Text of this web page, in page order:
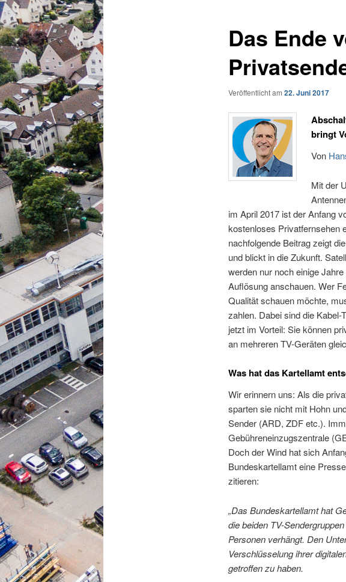
Das Ende
Veröffentlicht am 22. Juni 2017
bringt
Von
Mit der
im April 2017 ist der Anfang
kostenloses Privatfernsehen
nachfolgende Beitrag zeigt
und blickt in die Zukunft.
werden nur noch einige
Auflösung anschauen. Wer
Qualität schauen möchte,
zahlen. Dabei sind die Kabel-
jetzt im Vorteil: Sie können
an mehreren TV-Geräten
Was hat das Kartellamt
Wir erinnern uns: Als die
sparten sie nicht mit Hohn
Sender (ARD, ZDF etc.).
Gebühreneinzugszentrale
Doch der Wind hat sich
Bundeskartellamt eine
zitieren:
„Das Bundeskartellamt hat
die beiden TV-
Personen verhängt. Den
Verschlüsselung ihrer
getroffen zu haben.